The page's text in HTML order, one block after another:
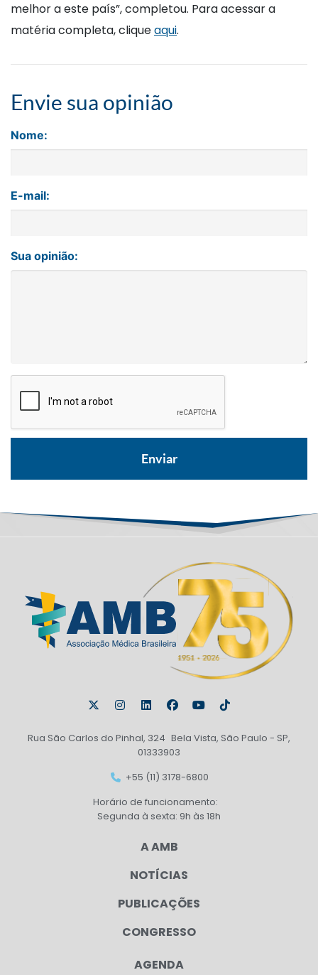
melhor a este país”, completou. Para acessar a
matéria completa, cliqueaqui.
Envie sua opinião
Nome:
E-mail:
Sua opinião:
Rua São Carlos do Pinhal, 324 Bela Vista, São Paulo - SP,
01333903
+55 (11) 3178-6800
Horário de funcionamento:
Segunda à sexta: 9h às 18h
A AMB
NOTÍCIAS
PUBLICAÇÕES
CONGRESSO
AGENDA